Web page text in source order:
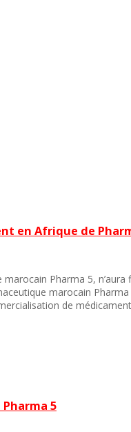
en Afrique de
Pharma 5,
marocain
de
5